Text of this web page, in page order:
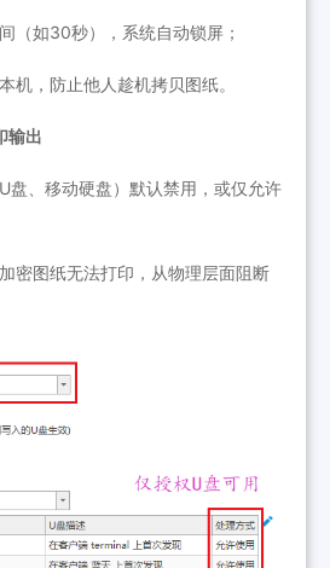
（如30秒），系统自动锁屏；
机，防止他人趁机拷贝图纸。
输出
盘、移动硬盘）默认禁用，或仅允许
密图纸无法打印，从物理层面阻断